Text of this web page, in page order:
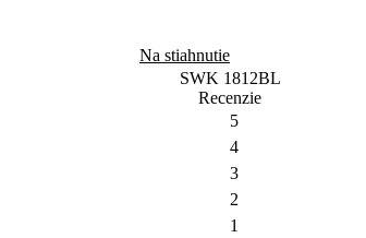
Na stiahnutie
SWK 1812BL
Recenzie
5
4
3
2
1